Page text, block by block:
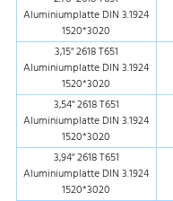
Aluminiumplatte DIN 3.1924
1520*3020
3,15" 2618 T651
Aluminiumplatte DIN 3.1924
1520*3020
3,54" 2618 T651
Aluminiumplatte DIN 3.1924
1520*3020
3,94" 2618 T651
Aluminiumplatte DIN 3.1924
1520*3020